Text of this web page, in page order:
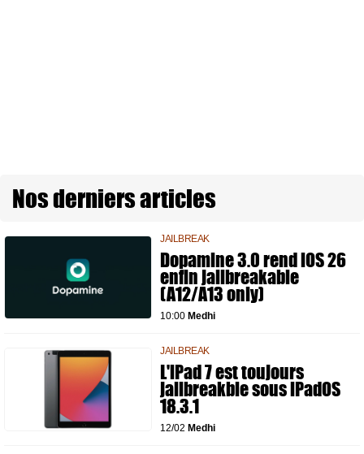
Nos derniers articles
JAILBREAK
Dopamine 3.0 rend iOS 26
enfin jailbreakable
(A12/A13 only)
10:00 Medhi
JAILBREAK
L'iPad 7 est toujours
jailbreakble sous iPadOS
18.3.1
12/02 Medhi